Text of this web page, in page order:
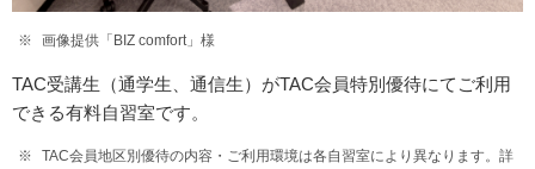
画像提供「BIZ comfort」様
TAC受講生（通学生、通信生）がTAC会員特別優待にてご利用
できる有料自習室です。
TAC会員地区別優待の内容・ご利用環境は各自習室により異なります。詳